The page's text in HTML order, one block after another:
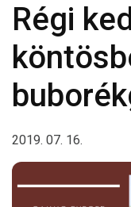
Régi
2019. 07. 16.